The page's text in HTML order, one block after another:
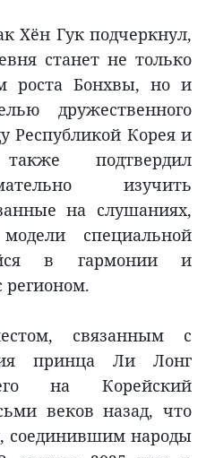
Хён Гук подчеркнул,
станет не только
роста Бонхвы, но и
дружественного
Республикой Корея и
подтвердил
изучить
на слушаниях,
специальной
в гармонии и
регионом.
связанным с
принца Ли Лонг
на Корейский
веков назад, что
соединившим народы